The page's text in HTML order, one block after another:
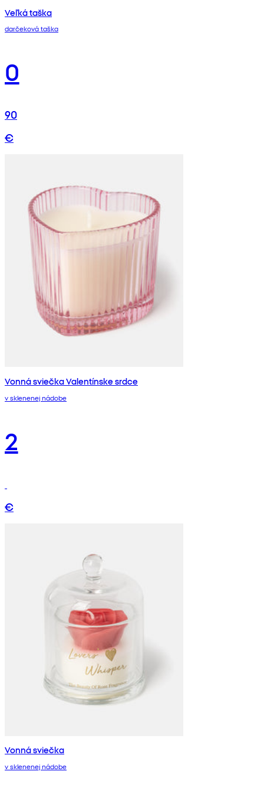
Veľká taška
darčeková taška
0
90
€
Vonná sviečka Valentínske srdce
v sklenenej nádobe
2
€
Vonná sviečka
v sklenenej nádobe